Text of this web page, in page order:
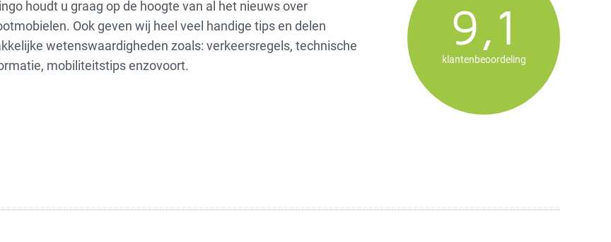
houdt u graag op de hoogte van al het nieuws over
Ook geven wij heel veel handige tips en delen
wetenswaardigheden zoals: verkeersregels, technische
mobiliteitstips enzovoort.
9,1
klantenbeoordeling